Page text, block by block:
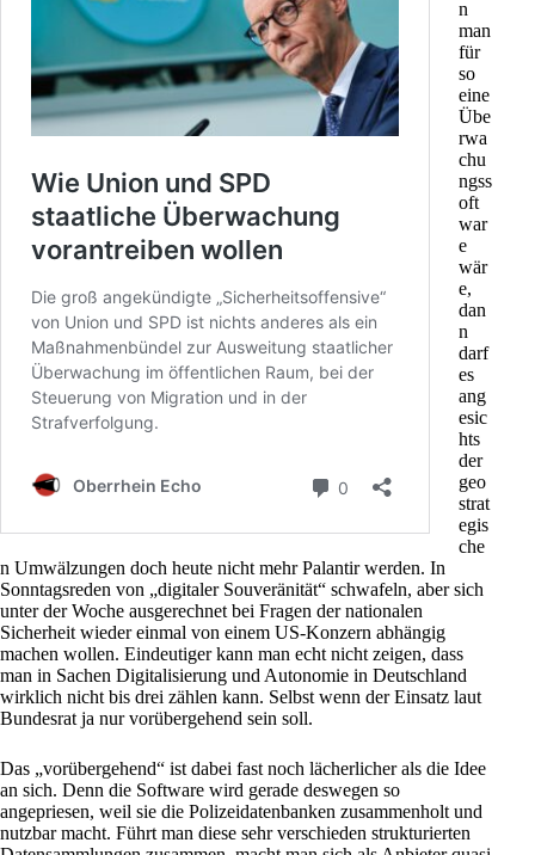
n
man
für
so
eine
Übe
rwa
chu
ngss
oft
war
e
wär
e,
dan
n
darf
es
ang
esic
hts
der
geo
strat
egis
che
n Umwälzungen doch heute nicht mehr Palantir werden. In
Sonntagsreden von „digitaler Souveränität“ schwafeln, aber sich
unter der Woche ausgerechnet bei Fragen der nationalen
Sicherheit wieder einmal von einem US-Konzern abhängig
machen wollen. Eindeutiger kann man echt nicht zeigen, dass
man in Sachen Digitalisierung und Autonomie in Deutschland
wirklich nicht bis drei zählen kann. Selbst wenn der Einsatz laut
Bundesrat ja nur vorübergehend sein soll.
Das „vorübergehend“ ist dabei fast noch lächerlicher als die Idee
an sich. Denn die Software wird gerade deswegen so
angepriesen, weil sie die Polizeidatenbanken zusammenholt und
nutzbar macht. Führt man diese sehr verschieden strukturierten